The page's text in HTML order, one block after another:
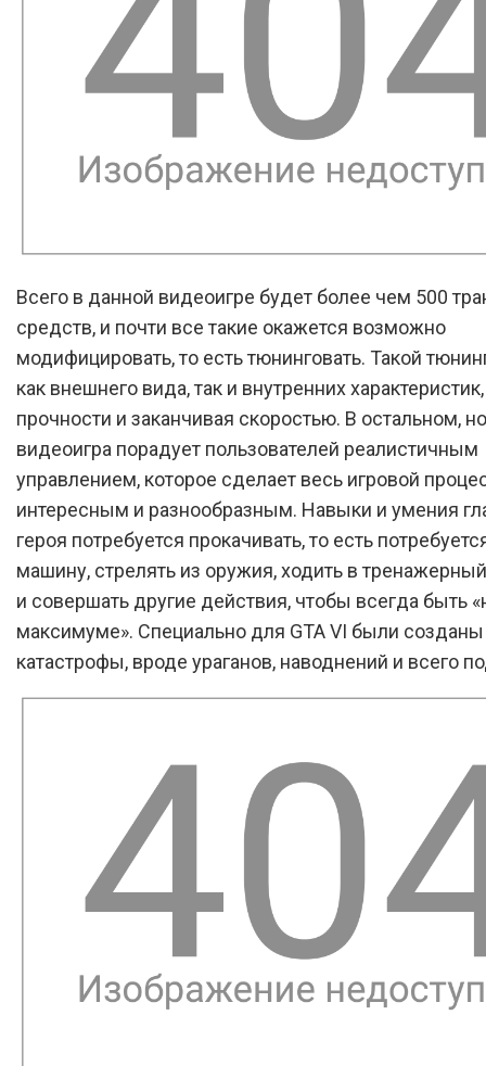
Всего в данной видеоигре будет более чем 500
средств, и почти все такие окажется возможно
модифицировать, то есть тюнинговать. Такой
как внешнего вида, так и внутренних
прочности и заканчивая скоростью. В остальном,
видеоигра порадует пользователей реалистичным
управлением, которое сделает весь игровой
интересным и разнообразным. Навыки и умения
героя потребуется прокачивать, то есть
машину, стрелять из оружия, ходить в тренажерный
и совершать другие действия, чтобы всегда быть
максимуме». Специально для GTA VI были
катастрофы, вроде ураганов, наводнений и всего